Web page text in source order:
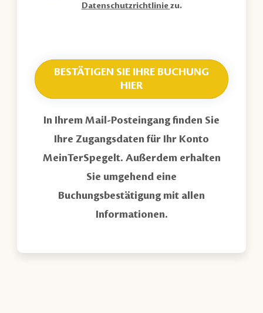
Datenschutzrichtliniezu.
BESTÄTIGEN SIE IHRE BUCHUNG
HIER
In Ihrem Mail-Posteingang finden Sie
Ihre Zugangsdaten für Ihr Konto
MeinTerSpegelt. Außerdem erhalten
Sie umgehend eine
Buchungsbestätigung mit allen
Informationen.